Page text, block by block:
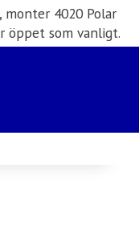
monter 4020 Polar
öppet som vanligt.